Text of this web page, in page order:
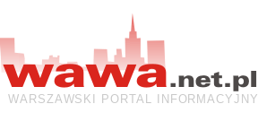
WARSZAWSKI PORTAL INFORMACYJNY